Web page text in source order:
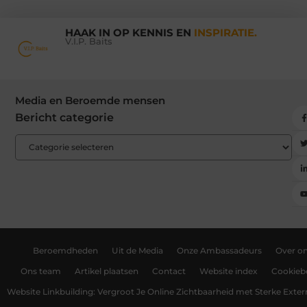
HAAK IN OP KENNIS EN INSPIRATIE.
V.I.P. Baits
Media en Beroemde mensen
Bericht categorie
Beroemdheden Uit de Media Onze Ambassadeurs Over
Ons team Artikel plaatsen Contact Website index
Website Linkbuilding: Vergroot Je Online Zichtbaarheid met Sterke